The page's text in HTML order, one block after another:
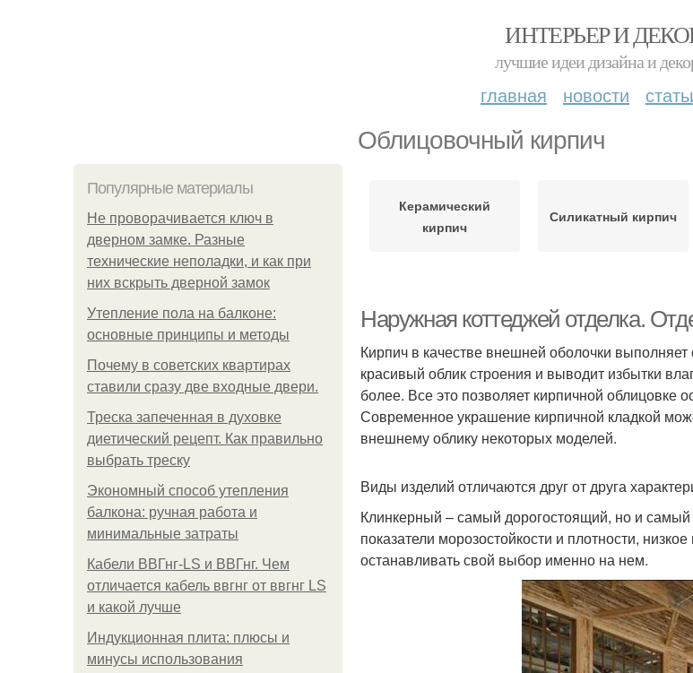
ИНТЕРЬЕР И
лучшие идеи дизайна и
главная новости
Облицовочный кирпич
Популярные материалы
Не проворачивается ключ в
дверном замке. Разные
технические неполадки, и как при
них вскрыть дверной замок
Утепление пола на балконе:
основные принципы и методы
Почему в советских квартирах
ставили сразу две входные двери.
Треска запеченная в духовке
диетический рецепт. Как правильно
выбрать треску
Экономный способ утепления
балкона: ручная работа и
минимальные затраты
Кабели ВВГнг-LS и ВВГнг. Чем
отличается кабель ввгнг от ввгнг LS
и какой лучше
Индукционная плита: плюсы и
минусы использования
Керамический
кирпич
Силикатный кирпич
Наружная коттеджей отделка.
Кирпич в качестве внешней оболочки
красивый облик строения и выводит избытки
более. Все это позволяет кирпичной
Современное украшение кирпичной кладкой
внешнему облику некоторых моделей.
Виды изделий отличаются друг от друга
Клинкерный – самый дорогостоящий, но и
показатели морозостойкости и плотности,
останавливать свой выбор именно на нем.